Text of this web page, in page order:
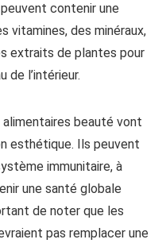
contenir une
vitamines, des minéraux,
extraits de plantes pour
de l’intérieur.
beauté vont
esthétique. Ils peuvent
immunitaire, à
une santé globale
de noter que les
pas remplacer une